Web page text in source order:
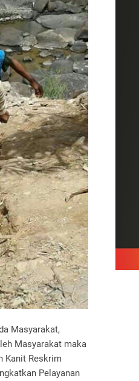
Masyarakat,
Masyarakat maka
Kanit Reskrim
Pelayanan